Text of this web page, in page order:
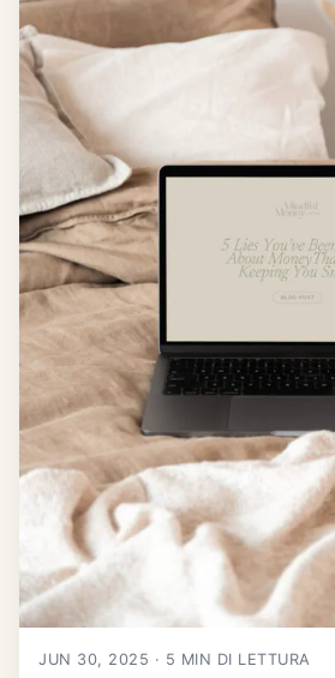
JUN 30, 2025 · 5 MIN DI LETTURA